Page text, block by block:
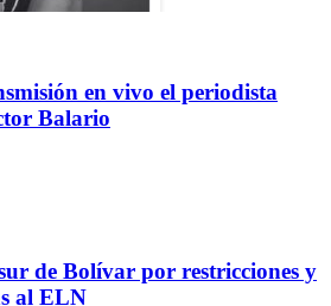
en vivo el periodista
Balario
de Bolívar por restricciones y
al ELN